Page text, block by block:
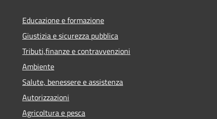
Educazione e formazione
Giustizia e sicurezza pubblica
Tributi,finanze e contravvenzioni
Ambiente
Salute, benessere e assistenza
Autorizzazioni
Agricoltura e pesca